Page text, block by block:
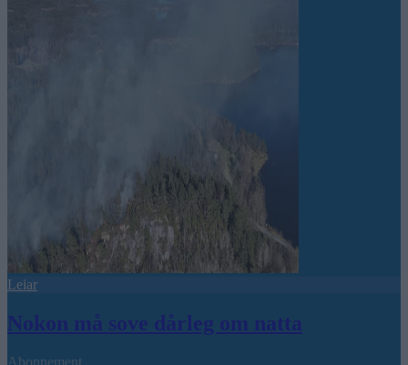
Leiar
Nokon må sove dårleg om natta
Abonnement